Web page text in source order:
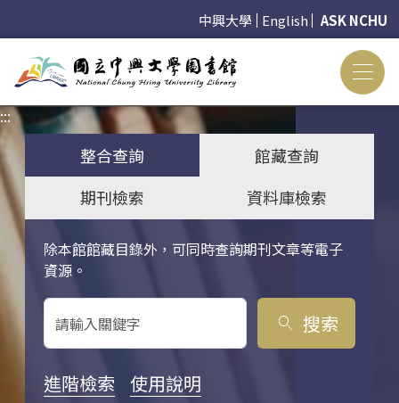
中興大學 English ASK NCHU
:::
整合查詢
館藏查詢
期刊檢索
資料庫檢索
除本館館藏目錄外，可同時查詢期刊文章等電子
資源。
關鍵字搜尋
search 搜索
進階檢索 使用說明